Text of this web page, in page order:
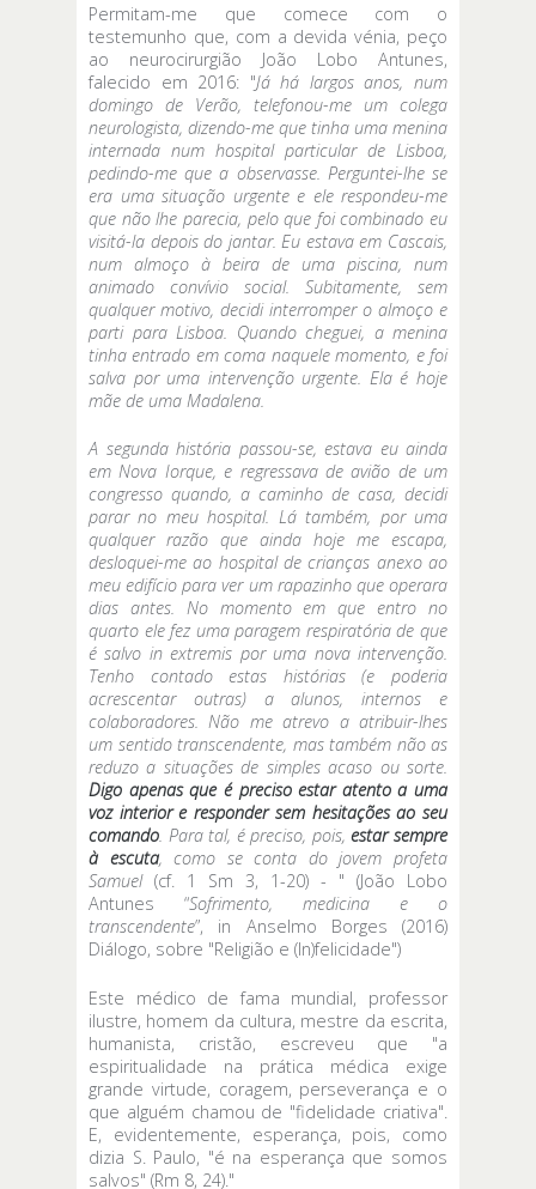
Permitam-me que comece com o
testemunho que, com a devida vénia, peço
ao neurocirurgião João Lobo Antunes,
falecido em 2016: "Já há largos anos, num
domingo de Verão, telefonou-me um colega
neurologista, dizendo-me que tinha uma menina
internada num hospital particular de Lisboa,
pedindo-me que a observasse. Perguntei-lhe se
era uma situação urgente e ele respondeu-me
que não lhe parecia, pelo que foi combinado eu
visitá-la depois do jantar. Eu estava em Cascais,
num almoço à beira de uma piscina, num
animado convívio social. Subitamente, sem
qualquer motivo, decidi interromper o almoço e
parti para Lisboa. Quando cheguei, a menina
tinha entrado em coma naquele momento, e foi
salva por uma intervenção urgente. Ela é hoje
mãe de uma Madalena.
A segunda história passou-se, estava eu ainda
em Nova Iorque, e regressava de avião de um
congresso quando, a caminho de casa, decidi
parar no meu hospital. Lá também, por uma
qualquer razão que ainda hoje me escapa,
desloquei-me ao hospital de crianças anexo ao
meu edifício para ver um rapazinho que operara
dias antes. No momento em que entro no
quarto ele fez uma paragem respiratória de que
é salvo in extremis por uma nova intervenção.
Tenho contado estas histórias (e poderia
acrescentar outras) a alunos, internos e
colaboradores. Não me atrevo a atribuir-lhes
um sentido transcendente, mas também não as
reduzo a situações de simples acaso ou sorte.
Digo apenas que é preciso estar atento a uma
voz interior e responder sem hesitações ao seu
comando. Para tal, é preciso, pois,estar sempre
à escuta, como se conta do jovem profeta
Samuel(cf. 1 Sm 3, 1-20) - " (João Lobo
Antunes “Sofrimento, medicina e o
transcendente”, in Anselmo Borges (2016)
Diálogo, sobre "Religião e (In)felicidade")
Este médico de fama mundial, professor
ilustre, homem da cultura, mestre da escrita,
humanista, cristão, escreveu que "a
espiritualidade na prática médica exige
grande virtude, coragem, perseverança e o
que alguém chamou de "fidelidade criativa".
E, evidentemente, esperança, pois, como
dizia S. Paulo, "é na esperança que somos
salvos" (Rm 8, 24)."